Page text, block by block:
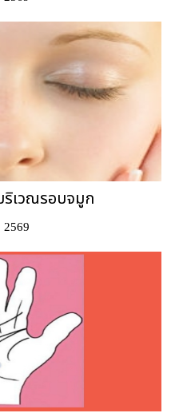
เวณรอบจมูก
2569